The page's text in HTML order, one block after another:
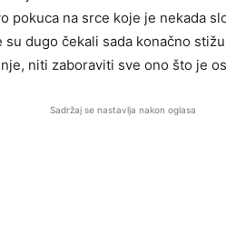
pokuca na srce koje je nekada
su dugo čekali sada konačno
niti zaboraviti sve ono što je
Sadržaj se nastavlja nakon oglasa